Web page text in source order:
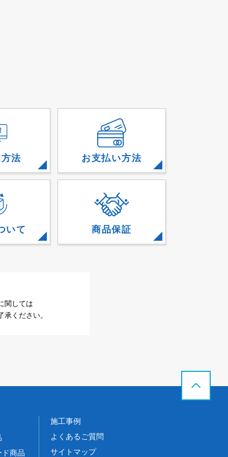
法 お支払い方法
いて 商品保証
関しては
ください。
商品
施工事例
よくあるご質問
サイトマップ